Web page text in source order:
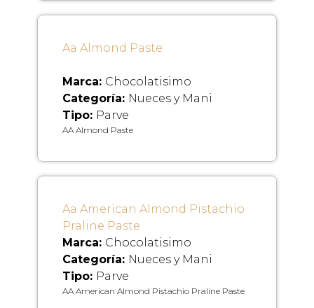
Aa Almond Paste
Marca: Chocolatisimo
Categoría: Nueces y Mani
Tipo: Parve
AA Almond Paste
Aa American Almond Pistachio
Praline Paste
Marca: Chocolatisimo
Categoría: Nueces y Mani
Tipo: Parve
AA American Almond Pistachio Praline Paste